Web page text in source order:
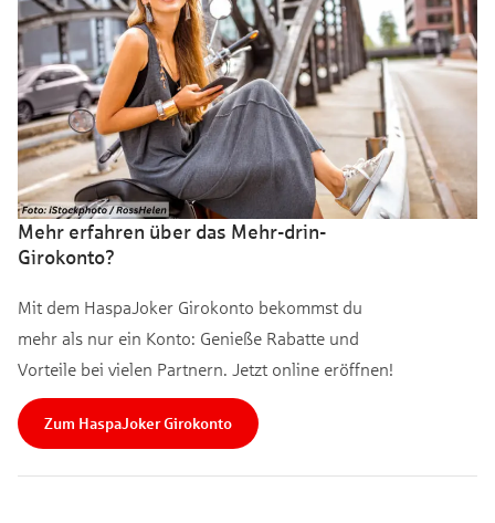
Mehr erfahren über das Mehr-drin-
Girokonto?
Mit dem HaspaJoker Girokonto bekommst du
mehr als nur ein Konto: Genieße Rabatte und
Vorteile bei vielen Partnern. Jetzt online eröffnen!
Zum HaspaJoker Girokonto